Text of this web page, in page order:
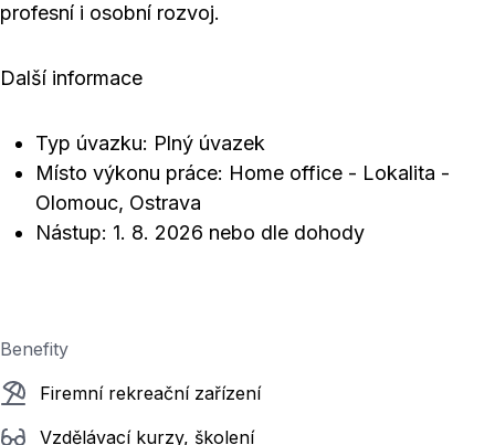
profesní i osobní rozvoj.
Další informace
Typ úvazku: Plný úvazek
Místo výkonu práce: Home office - Lokalita -
Olomouc, Ostrava
Nástup: 1. 8. 2026 nebo dle dohody
Benefity
Firemní rekreační zařízení
Vzdělávací kurzy, školení